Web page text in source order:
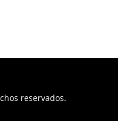
reservados.